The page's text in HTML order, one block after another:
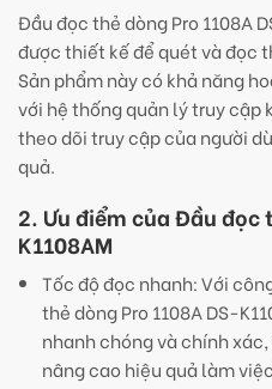
Đầu đọc thẻ dòng Pro 1108A
được thiết kế để quét và đọc
Sản phẩm này có khả năng
với hệ thống quản lý truy cập
theo dõi truy cập của người
quả.
2. Ưu điểm của Đầu đọc
K1108AM
Tốc độ đọc nhanh: Với
thẻ dòng Pro 1108A DS-
nhanh chóng và chính
nâng cao hiệu quả làm